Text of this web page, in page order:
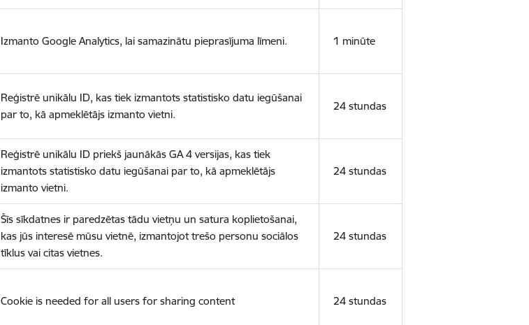
Izmanto Google Analytics, lai samazinātu pieprasījuma līmeni. 1 minūte
Reģistrē unikālu ID, kas tiek izmantots statistisko datu iegūšanai
par to, kā apmeklētājs izmanto vietni.
24 stundas
Reģistrē unikālu ID priekš jaunākās GA 4 versijas, kas tiek
izmantots statistisko datu iegūšanai par to, kā apmeklētājs
izmanto vietni.
24 stundas
Šīs sīkdatnes ir paredzētas tādu vietņu un satura koplietošanai,
kas jūs interesē mūsu vietnē, izmantojot trešo personu sociālos
tīklus vai citas vietnes.
24 stundas
Cookie is needed for all users for sharing content 24 stundas